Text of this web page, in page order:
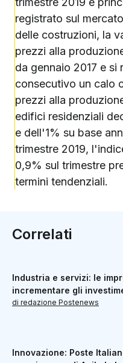
registrato sul
delle costruzioni, la
prezzi alla
da gennaio 2017 e si
consecutivo un calo
prezzi alla
edifici residenziali
e dell'1% su base
trimestre 2019,
0,9% sul trimestre
termini tendenziali.
Correlati
Industria e servizi: le
incrementare gli
di redazione Postenews
Innovazione: Poste